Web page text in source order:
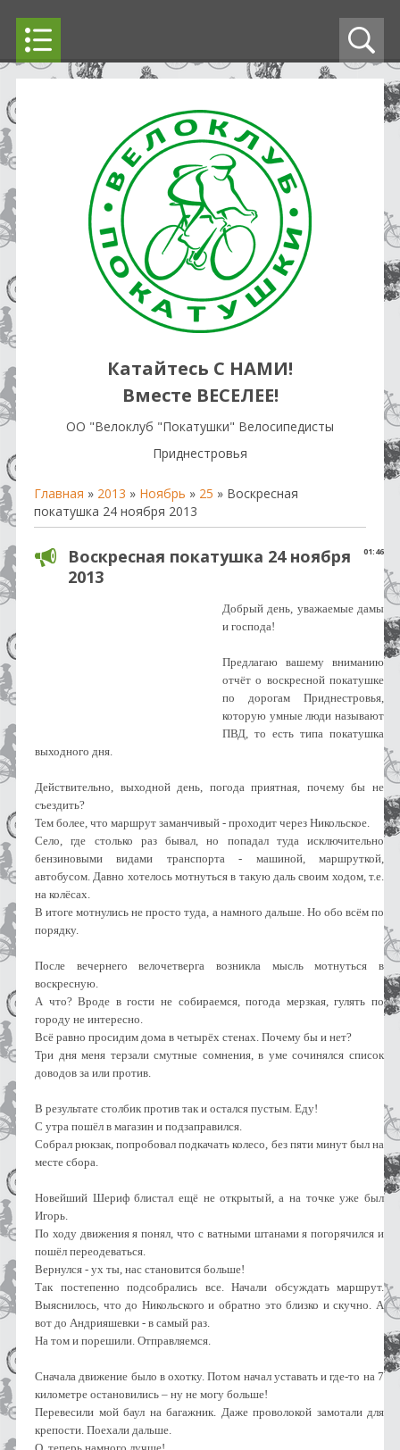
Катайтесь С НАМИ!
Вместе ВЕСЕЛЕЕ!
OO "Велоклуб "Покатушки" Велосипедисты
Приднестровья
Главная » 2013 » Ноябрь » 25 » Воскресная
покатушка 24 ноября 2013
01:46
Воскресная покатушка 24 ноября
2013
Добрый день, уважаемые дамы
и господа!
Предлагаю вашему вниманию
отчёт о воскресной покатушке
по дорогам Приднестровья,
которую умные люди называют
ПВД, то есть типа покатушка
выходного дня.
Действительно, выходной день, погода приятная, почему бы не
съездить?
Тем более, что маршрут заманчивый - проходит через Никольское.
Село, где столько раз бывал, но попадал туда исключительно
бензиновыми видами транспорта - машиной, маршруткой,
автобусом. Давно хотелось мотнуться в такую даль своим ходом, т.е.
на колёсах.
В итоге мотнулись не просто туда, а намного дальше. Но обо всём по
порядку.
После вечернего велочетверга возникла мысль мотнуться в
воскресную.
А что? Вроде в гости не собираемся, погода мерзкая, гулять по
городу не интересно.
Всё равно просидим дома в четырёх стенах. Почему бы и нет?
Три дня меня терзали смутные сомнения, в уме сочинялся список
доводов за или против.
В результате столбик против так и остался пустым. Еду!
С утра пошёл в магазин и подзаправился.
Собрал рюкзак, попробовал подкачать колесо, без пяти минут был на
месте сбора.
Новейший Шериф блистал ещё не открытый, а на точке уже был
Игорь.
По ходу движения я понял, что с ватными штанами я погорячился и
пошёл переодеваться.
Вернулся - ух ты, нас становится больше!
Так постепенно подсобрались все. Начали обсуждать маршрут.
Выяснилось, что до Никольского и обратно это близко и скучно. А
вот до Андрияшевки - в самый раз.
На том и порешили. Отправляемся.
Сначала движение было в охотку. Потом начал уставать и где-то на 7
километре остановились – ну не могу больше!
Перевесили мой баул на багажник. Даже проволокой замотали для
крепости. Поехали дальше.